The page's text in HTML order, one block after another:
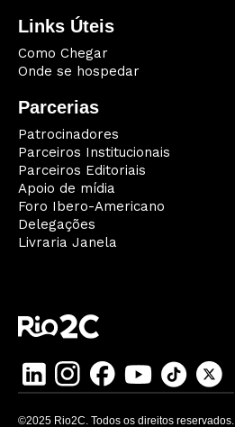
Links Úteis
Como Chegar
Onde se hospedar
Parcerias
Patrocinadores
Parceiros Institucionais
Parceiros Editoriais
Apoio de mídia
Foro Ibero-Americano
Delegações
Livraria Janela
©2025 Rio2C. Todos os direitos reservados.